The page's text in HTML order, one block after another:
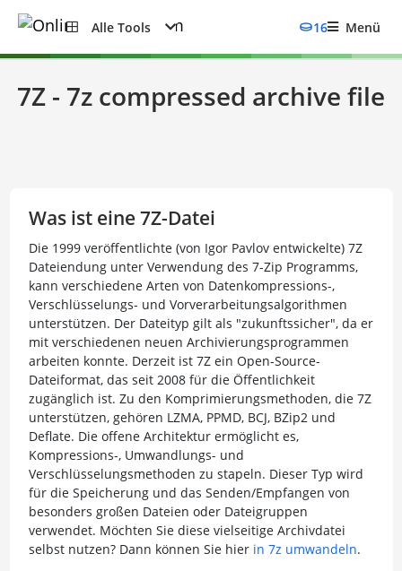
Alle Tools 16 Menü
7Z - 7z compressed archive file
Was ist eine 7Z-Datei
Die 1999 veröffentlichte (von Igor Pavlov entwickelte) 7Z
Dateiendung unter Verwendung des 7-Zip Programms,
kann verschiedene Arten von Datenkompressions-,
Verschlüsselungs- und Vorverarbeitungsalgorithmen
unterstützen. Der Dateityp gilt als "zukunftssicher", da er
mit verschiedenen neuen Archivierungsprogrammen
arbeiten konnte. Derzeit ist 7Z ein Open-Source-
Dateiformat, das seit 2008 für die Öffentlichkeit
zugänglich ist. Zu den Komprimierungsmethoden, die 7Z
unterstützen, gehören LZMA, PPMD, BCJ, BZip2 und
Deflate. Die offene Architektur ermöglicht es,
Kompressions-, Umwandlungs- und
Verschlüsselungsmethoden zu stapeln. Dieser Typ wird
für die Speicherung und das Senden/Empfangen von
besonders großen Dateien oder Dateigruppen
verwendet. Möchten Sie diese vielseitige Archivdatei
selbst nutzen? Dann können Sie hier in 7z umwandeln.